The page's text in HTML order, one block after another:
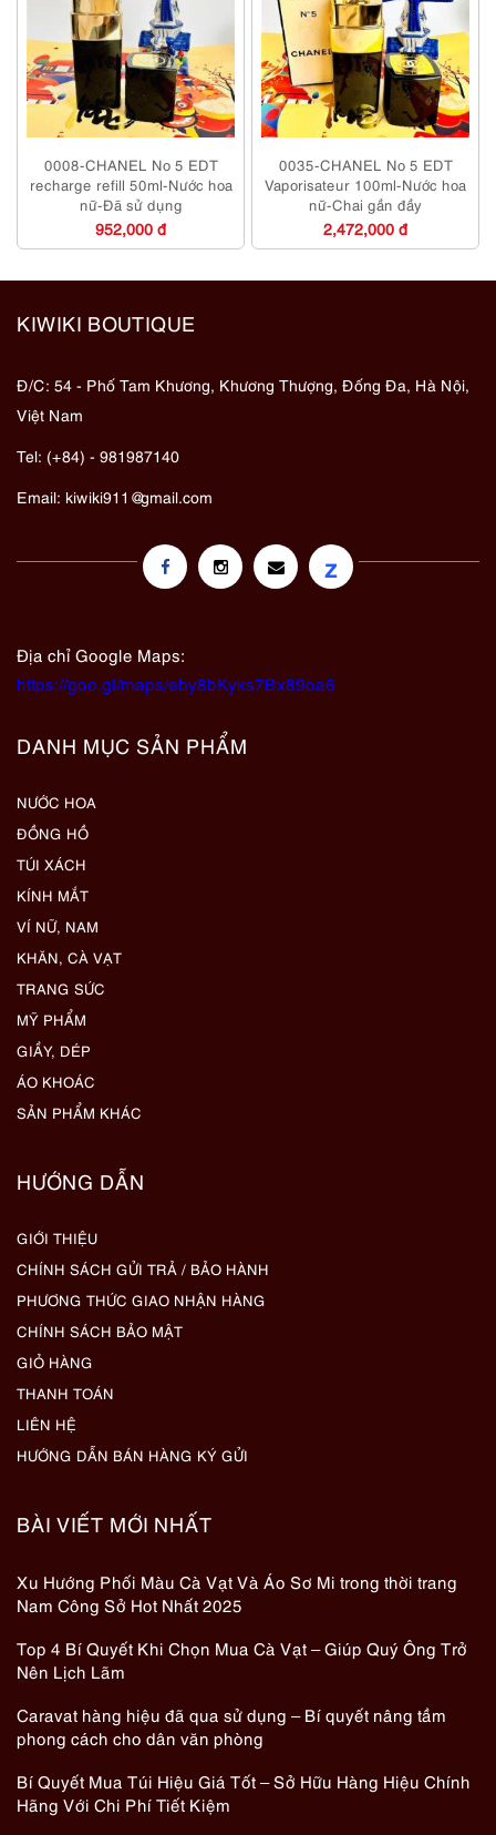
0008-CHANEL No 5 EDT
recharge refill 50ml-Nước hoa
nữ-Đã sử dụng
952,000 đ
0035-CHANEL No 5 EDT
Vaporisateur 100ml-Nước hoa
nữ-Chai gần đầy
2,472,000 đ
KIWIKI BOUTIQUE
Đ/C: 54 - Phố Tam Khương, Khương Thượng, Đống Đa, Hà Nội,
Việt Nam
Tel: (+84) - 981987140
Email: kiwiki911@gmail.com
z
Địa chỉ Google Maps:
https://goo.gl/maps/eby8bKyks7Bx89oa6
DANH MỤC SẢN PHẨM
NƯỚC HOA
ĐỒNG HỒ
TÚI XÁCH
KÍNH MẮT
VÍ NỮ, NAM
KHĂN, CÀ VẠT
TRANG SỨC
MỸ PHẨM
GIẦY, DÉP
ÁO KHOÁC
SẢN PHẨM KHÁC
HƯỚNG DẪN
GIỚI THIỆU
CHÍNH SÁCH GỬI TRẢ / BẢO HÀNH
PHƯƠNG THỨC GIAO NHẬN HÀNG
CHÍNH SÁCH BẢO MẬT
GIỎ HÀNG
THANH TOÁN
LIÊN HỆ
HƯỚNG DẪN BÁN HÀNG KÝ GỬI
BÀI VIẾT MỚI NHẤT
Xu Hướng Phối Màu Cà Vạt Và Áo Sơ Mi trong thời trang
Nam Công Sở Hot Nhất 2025
Top 4 Bí Quyết Khi Chọn Mua Cà Vạt – Giúp Quý Ông Trở
Nên Lịch Lãm
Caravat hàng hiệu đã qua sử dụng – Bí quyết nâng tầm
phong cách cho dân văn phòng
Bí Quyết Mua Túi Hiệu Giá Tốt – Sở Hữu Hàng Hiệu Chính
Hãng Với Chi Phí Tiết Kiệm